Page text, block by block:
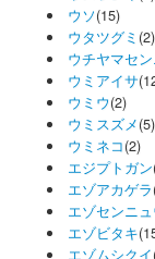
ウソ(15)
ウタツグミ (2)
ウチヤマセ
ウミアイサ
ウミウ(2)
ウミスズメ(5)
ウミネコ(2)
エジプトガン
エゾアカゲラ
エゾセンニュ
エゾビタキ
エゾムシクイ